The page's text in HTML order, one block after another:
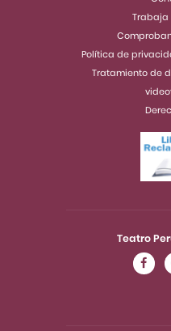
Teatro
Trabaja
Política de
Tratamiento de